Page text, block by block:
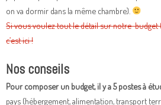
on va dormir dans la même chambre).
Si vous voulez tout le détail sur notre budget
c’est ici !
Nos conseils
Pour composer un budget, il y a 5 postes à
pays (hébergement, alimentation, transport